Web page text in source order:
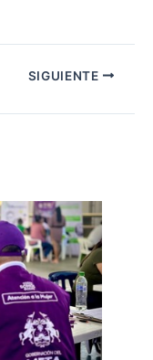
SIGUIENTE